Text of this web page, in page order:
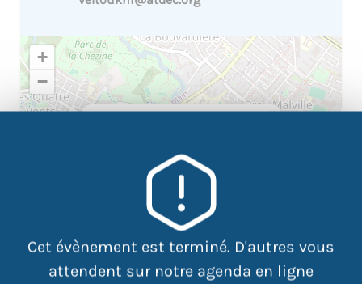
Cet évènement est terminé. D'autres vous
attendent sur notre agenda en ligne
×
+
−